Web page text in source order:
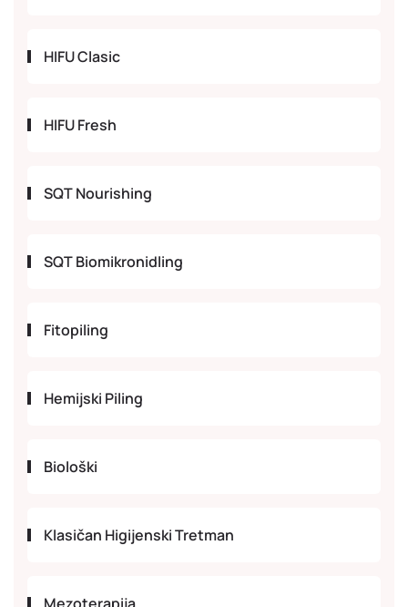
HIFU Clasic
HIFU Fresh
SQT Nourishing
SQT Biomikronidling
Fitopiling
Hemijski Piling
Biološki
Klasičan Higijenski Tretman